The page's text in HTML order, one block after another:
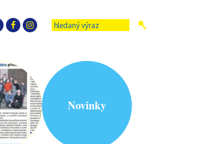
Novinky